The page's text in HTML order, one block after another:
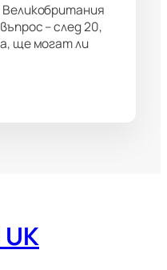
Великобритания
– след 20,
ще могат ли
UK